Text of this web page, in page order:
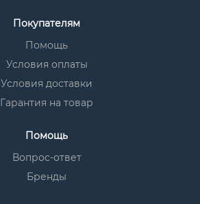
Покупателям
Помощь
Условия оплаты
Условия доставки
Гарантия на товар
Помощь
Вопрос-ответ
Бренды